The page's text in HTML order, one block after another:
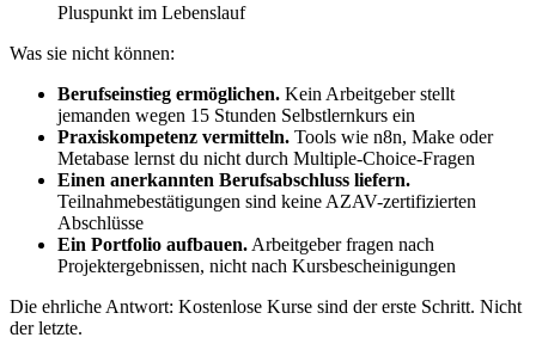
Pluspunkt im Lebenslauf
Was sie nicht können:
Berufseinstieg ermöglichen. Kein Arbeitgeber stellt
jemanden wegen 15 Stunden Selbstlernkurs ein
Praxiskompetenz vermitteln. Tools wie n8n, Make oder
Metabase lernst du nicht durch Multiple-Choice-Fragen
Einen anerkannten Berufsabschluss liefern.
Teilnahmebestätigungen sind keine AZAV-zertifizierten
Abschlüsse
Ein Portfolio aufbauen. Arbeitgeber fragen nach
Projektergebnissen, nicht nach Kursbescheinigungen
Die ehrliche Antwort: Kostenlose Kurse sind der erste Schritt. Nicht
der letzte.